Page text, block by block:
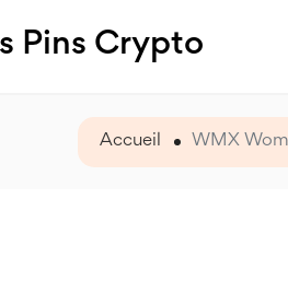
Pins Crypto
Accueil WMX